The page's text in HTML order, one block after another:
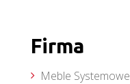
Firma
Meble Systemowe